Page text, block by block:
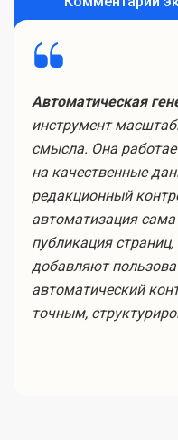
Автоматическая
инструмент
смысла. Она
на качественные
редакционный
автоматизация
публикация
добавляют
автоматический
точным,